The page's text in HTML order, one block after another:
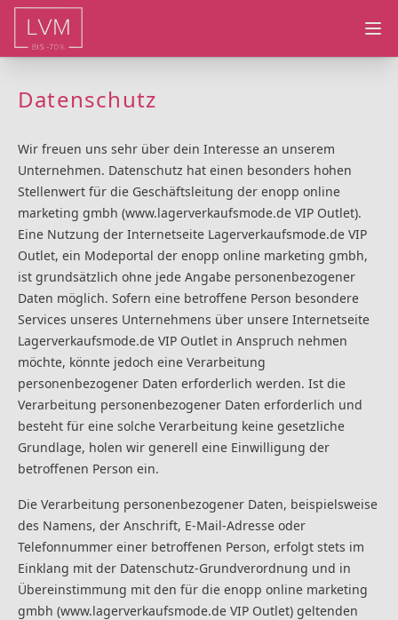
Datenschutz
Wir freuen uns sehr über dein Interesse an unserem
Unternehmen. Datenschutz hat einen besonders hohen
Stellenwert für die Geschäftsleitung der enopp online
marketing gmbh (www.lagerverkaufsmode.de VIP Outlet).
Eine Nutzung der Internetseite Lagerverkaufsmode.de VIP
Outlet, ein Modeportal der enopp online marketing gmbh,
ist grundsätzlich ohne jede Angabe personenbezogener
Daten möglich. Sofern eine betroffene Person besondere
Services unseres Unternehmens über unsere Internetseite
Lagerverkaufsmode.de VIP Outlet in Anspruch nehmen
möchte, könnte jedoch eine Verarbeitung
personenbezogener Daten erforderlich werden. Ist die
Verarbeitung personenbezogener Daten erforderlich und
besteht für eine solche Verarbeitung keine gesetzliche
Grundlage, holen wir generell eine Einwilligung der
betroffenen Person ein.
Die Verarbeitung personenbezogener Daten, beispielsweise
des Namens, der Anschrift, E-Mail-Adresse oder
Telefonnummer einer betroffenen Person, erfolgt stets im
Einklang mit der Datenschutz-Grundverordnung und in
Übereinstimmung mit den für die enopp online marketing
gmbh (www.lagerverkaufsmode.de VIP Outlet) geltenden